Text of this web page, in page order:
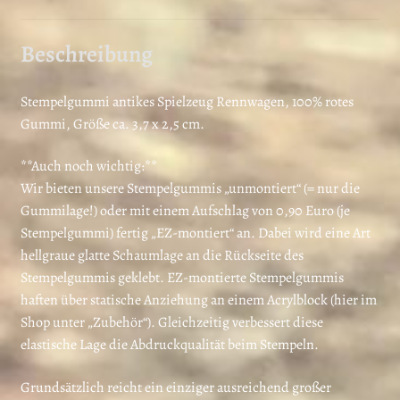
Beschreibung
Stempelgummi antikes Spielzeug Rennwagen, 100% rotes
Gummi, Größe ca. 3,7 x 2,5 cm.
**Auch noch wichtig:**
Wir bieten unsere Stempelgummis „unmontiert“ (= nur die
Gummilage!) oder mit einem Aufschlag von 0,90 Euro (je
Stempelgummi) fertig „EZ-montiert“ an. Dabei wird eine Art
hellgraue glatte Schaumlage an die Rückseite des
Stempelgummis geklebt. EZ-montierte Stempelgummis
haften über statische Anziehung an einem Acrylblock (hier im
Shop unter „Zubehör“). Gleichzeitig verbessert diese
elastische Lage die Abdruckqualität beim Stempeln.
Grundsätzlich reicht ein einziger ausreichend großer